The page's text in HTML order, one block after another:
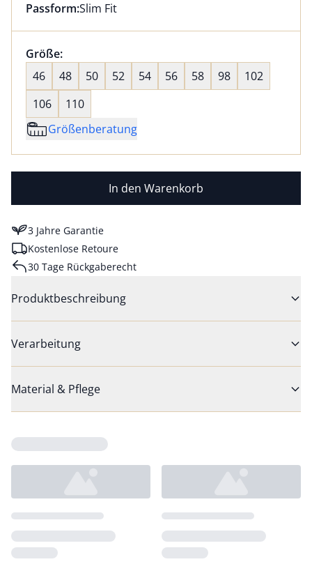
Dieser Artikel hat die Passform Slim Fit. für
Passform:Slim Fit
Größenauswahl:
Größe:nichts ausgewählt
46
48 50 52 54 56 58 98
102
106
110
Größenberatung
In den Warenkorb
3 Jahre Garantie
Kostenlose Retoure
30 Tage Rückgaberecht
Produktbeschreibung
Verarbeitung
Material & Pflege